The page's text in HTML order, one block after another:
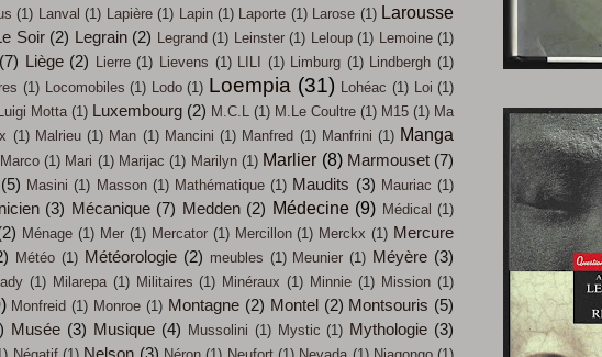
(1) Lanval (1) Lapière (1) Lapin (1) Laporte (1) Larose (1) Larousse
Soir (2) Legrain (2) Legrand (1) Leinster (1) Leloup (1) Lemoine (1)
(7) Liège (2) Lierre (1) Lievens (1) LILI (1) Limburg (1) Lindbergh (1)
(1) Locomobiles (1) Lodo (1) Loempia (31) Lohéac (1) Loi (1)
Motta (1) Luxembourg (2) M.C.L (1) M.Le Coultre (1) M15 (1) Ma
(1) Malrieu (1) Man (1) Mancini (1) Manfred (1) Manfrini (1) Manga
Marco (1) Mari (1) Marijac (1) Marilyn (1) Marlier (8) Marmouset (7)
(5) Masini (1) Masson (1) Mathématique (1) Maudits (3) Mauriac (1)
(3) Mécanique (7) Medden (2) Médecine (9) Médical (1)
Ménage (1) Mer (1) Mercator (1) Mercillon (1) Merckx (1) Mercure
Météo (1) Météorologie (2) meubles (1) Meunier (1) Méyère (3)
(1) Milarepa (1) Militaires (1) Minéraux (1) Minnie (1) Mission (1)
Monfreid (1) Monroe (1) Montagne (2) Montel (2) Montsouris (5)
Musée (3) Musique (4) Mussolini (1) Mystic (1) Mythologie (3)
Nelson (3)